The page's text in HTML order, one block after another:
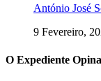
António José
9 Fevereiro,
O Expediente